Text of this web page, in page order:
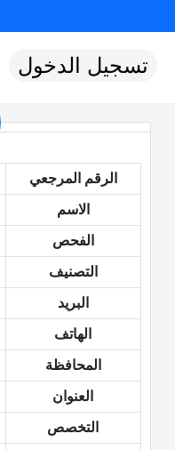
تسجيل الدخول
الرقم المرجعي
الاسم
الفحص
التصنيف
البريد
الهاتف
المحافظة
العنوان
التخصص